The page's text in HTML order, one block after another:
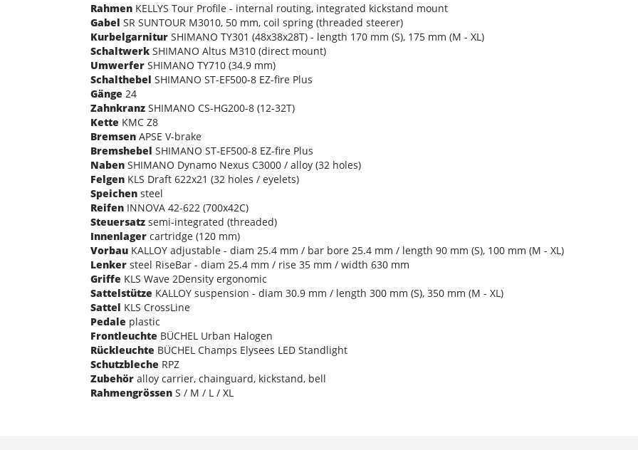
Rahmen KELLYS Tour Profile - internal routing, integrated kickstand mount
Gabel SR SUNTOUR M3010, 50 mm, coil spring (threaded steerer)
Kurbelgarnitur SHIMANO TY301 (48x38x28T) - length 170 mm (S), 175 mm (M - XL)
Schaltwerk SHIMANO Altus M310 (direct mount)
Umwerfer SHIMANO TY710 (34.9 mm)
Schalthebel SHIMANO ST-EF500-8 EZ-fire Plus
Gänge 24
Zahnkranz SHIMANO CS-HG200-8 (12-32T)
Kette KMC Z8
Bremsen APSE V-brake
Bremshebel SHIMANO ST-EF500-8 EZ-fire Plus
Naben SHIMANO Dynamo Nexus C3000 / alloy (32 holes)
Felgen KLS Draft 622x21 (32 holes / eyelets)
Speichen steel
Reifen INNOVA 42-622 (700x42C)
Steuersatz semi-integrated (threaded)
Innenlager cartridge (120 mm)
Vorbau KALLOY adjustable - diam 25.4 mm / bar bore 25.4 mm / length 90 mm (S), 100 mm (M - XL)
Lenker steel RiseBar - diam 25.4 mm / rise 35 mm / width 630 mm
Griffe KLS Wave 2Density ergonomic
Sattelstütze KALLOY suspension - diam 30.9 mm / length 300 mm (S), 350 mm (M - XL)
Sattel KLS CrossLine
Pedale plastic
Frontleuchte BÜCHEL Urban Halogen
Rückleuchte BÜCHEL Champs Elysees LED Standlight
Schutzbleche RPZ
Zubehör alloy carrier, chainguard, kickstand, bell
Rahmengrössen S / M / L / XL